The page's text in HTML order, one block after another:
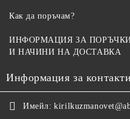
Как да поръчам?
ИНФОРМАЦИЯ ЗА
И НАЧИНИ НА ДОСТАВКА
Информация за
Имейл: